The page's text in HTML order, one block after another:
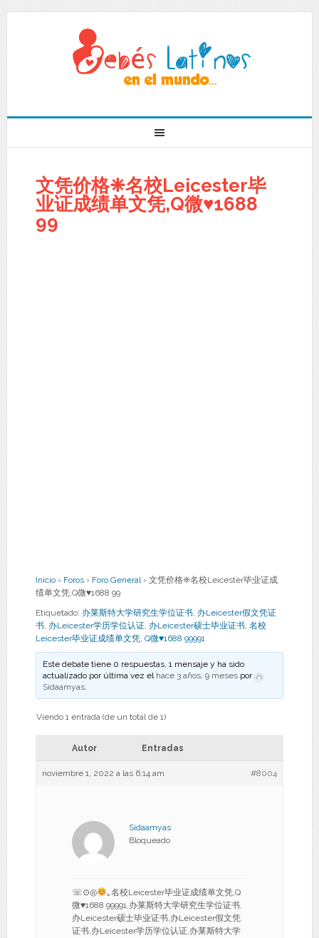
文凭价格❈名校Leicester毕
业证成绩单文凭,Q微♥1688
99
Inicio › Foros › Foro General › 文凭价格❈名校Leicester毕业证成
绩单文凭,Q微♥1688 99
Etiquetado: 办莱斯特大学研究生学位证书, 办Leicester假文凭证
书, 办Leicester学历学位认证, 办Leicester硕士毕业证书, 名校
Leicester毕业证成绩单文凭, Q微♥1688 99991
Este debate tiene 0 respuestas, 1 mensaje y ha sido
actualizado por última vez el hace 3 años, 9 meses por
Sidaamyas.
Viendo 1 entrada (de un total de 1)
Autor Entradas
noviembre 1, 2022 a las 6:14 am #8004
Sidaamyas
Bloqueado
☏⊙◎
｡名校Leicester毕业证成绩单文凭,Q
微♥1688 99991,办莱斯特大学研究生学位证书,
办Leicester硕士毕业证书,办Leicester假文凭
证书,办Leicester学历学位认证,办莱斯特大学